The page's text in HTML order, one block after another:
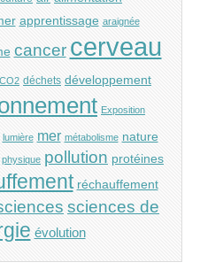
apprentissage araignée
cancer cerveau
CO2 déchets développement
Exposition
lumière mer métabolisme nature
physique pollution protéines
réchauffement
sciences de
évolution